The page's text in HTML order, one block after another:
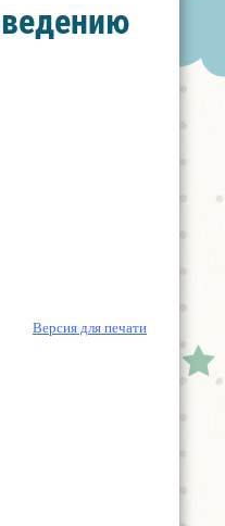
Версия для печати